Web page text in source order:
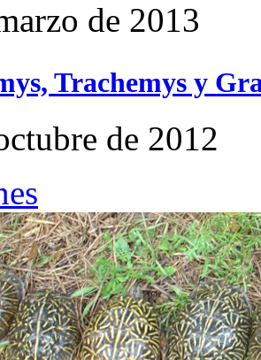
de 2013
Trachemys y
de 2012